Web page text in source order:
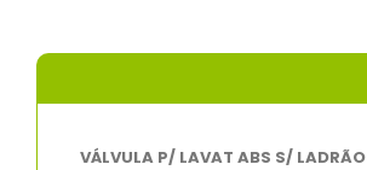
VÁLVULA P/ LAVAT ABS S/ LADRÃO